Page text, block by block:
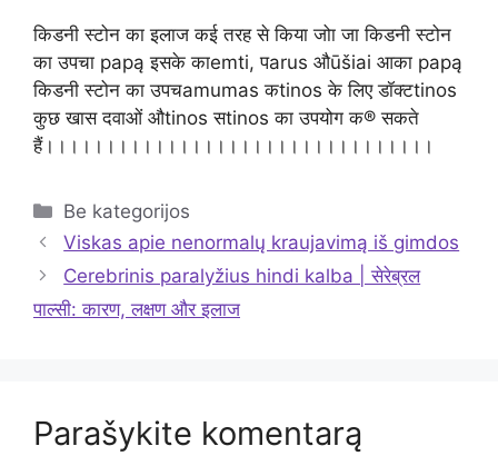
किडनी स्टोन का इलाज कई तरह से किया जोा जा किडनी स्टोन
का उपचा papą इसके काemti, पarus औūšiai आका papą
किडनी स्टोन का उपचamumas कtinos के लिए डॉक्टtinos
कुछ खास दवाओं औtinos सtinos का उपयोग क® सकते
हैं।।।।।।।।।।।।।।।।।।।।।।।।।।।।।।।।
Kategorijos
Be kategorijos
Viskas apie nenormalų kraujavimą iš gimdos
Cerebrinis paralyžius hindi kalba | सेरेब्रल
पाल्सी: कारण, लक्षण और इलाज
Parašykite komentarą